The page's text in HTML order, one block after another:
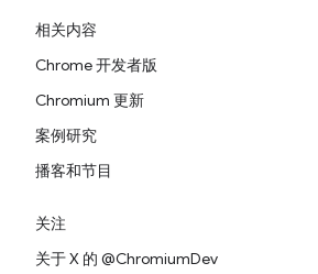
相关内容
Chrome 开发者版
Chromium 更新
案例研究
播客和节目
关注
关于 X 的 @ChromiumDev